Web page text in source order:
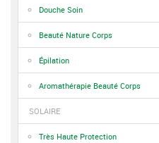
Douche Soin
Beauté Nature Corps
Épilation
Aromathérapie Beauté Corps
SOLAIRE
Très Haute Protection